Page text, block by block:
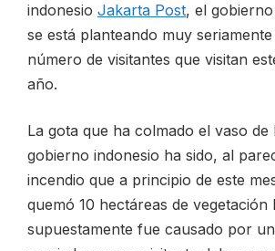
indonesio Jakarta Post, el
se está planteando muy
número de visitantes que visitan
año.
La gota que ha colmado el vaso de
gobierno indonesio ha sido, al
incendio que a principio de este
quemó 10 hectáreas de vegetación
supuestamente fue causado por